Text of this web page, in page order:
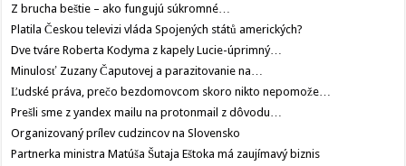
Z brucha beštie – ako fungujú súkromné…
Platila Českou televizi vláda Spojených států amerických?
Dve tváre Roberta Kodyma z kapely Lucie-úprimný…
Minulosť Zuzany Čaputovej a parazitovanie na…
Ľudské práva, prečo bezdomovcom skoro nikto nepomože…
Prešli sme z yandex mailu na protonmail z dôvodu…
Organizovaný prílev cudzincov na Slovensko
Partnerka ministra Matúša Šutaja Eštoka má zaujímavý biznis